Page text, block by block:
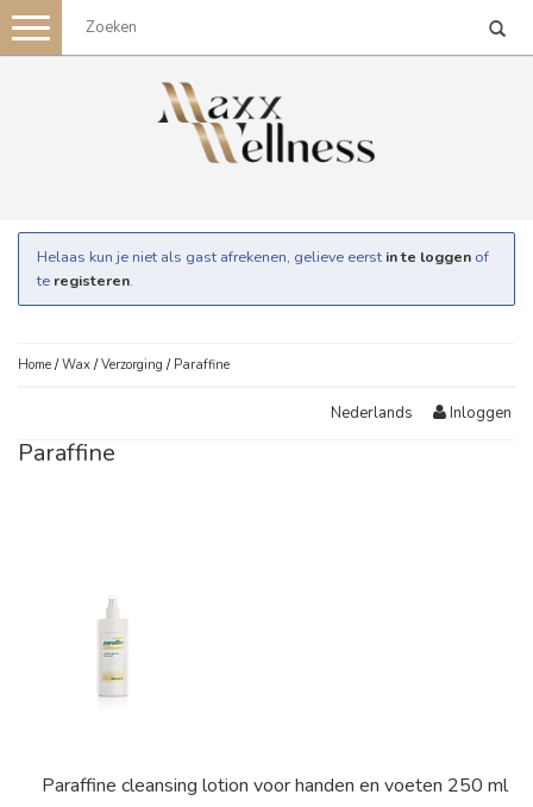
Toggle
navigation
Helaas kun je niet als gast afrekenen, gelieve eerst in te loggen of
te registeren.
Home /Wax /Verzorging / Paraffine
Nederlands Inloggen
Paraffine
Paraffine cleansing lotion voor handen en voeten 250 ml